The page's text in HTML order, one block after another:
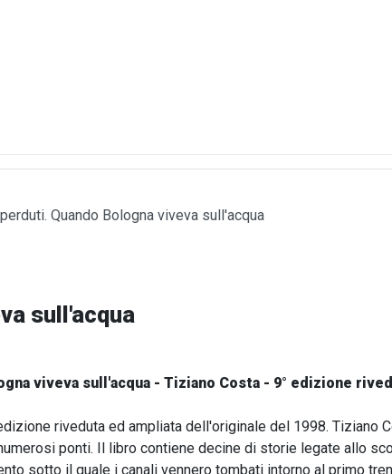
Quando Bologna viveva sull'acqua
sull'acqua
viveva sull'acqua - Tiziano Costa - 9° edizione
riveduta ed ampliata dell'originale del 1998. Tiziano
ponti. Il libro contiene decine di storie legate allo
sotto il quale i canali vennero tombati intorno al primo